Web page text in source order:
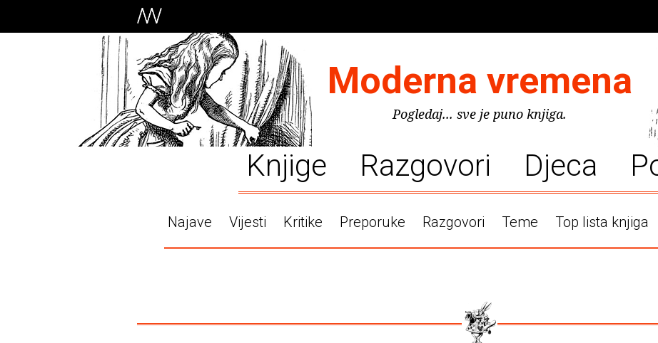
Moderna vremena
Pogledaj... sve je puno knjiga.
Knjige Razgovori Djeca
Najave Vijesti Kritike Preporuke Razgovori Teme Top lista knjiga